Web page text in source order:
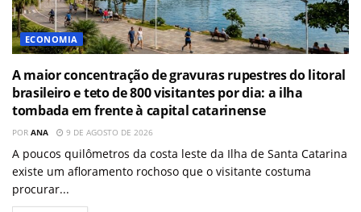
ECONOMIA
A maior concentração de gravuras rupestres do litoral
brasileiro e teto de 800 visitantes por dia: a ilha
tombada em frente à capital catarinense
POR ANA 9 DE AGOSTO DE 2026
A poucos quilômetros da costa leste da Ilha de Santa Catarina
existe um afloramento rochoso que o visitante costuma
procurar...